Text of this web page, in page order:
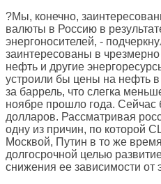
?Мы, конечно,
валюты в Россию в
энергоносителей, -
заинтересованы в
нефть и другие
устроили бы цены на нефть
за баррель, что слегка
ноябре прошло года. Сейчас
долларов. Рассматривая
одну из причин, по которой
Москвой, Путин в то же
долгосрочной целью
снижения ее зависимости от